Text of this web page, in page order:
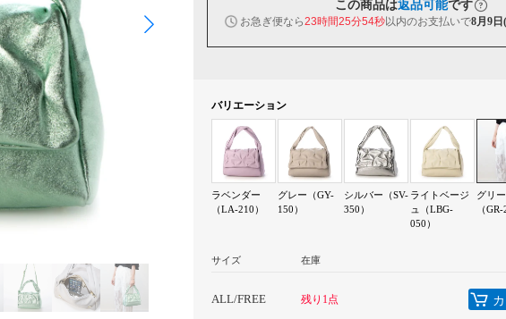
この商品は返品可能です
お急ぎ便なら23時間25分53秒以内のお支払いで8月9日
バリエーション
ラベンダー
（LA-210）
グレー（GY-
150）
シルバー（SV-
350）
ライトベージ
ュ（LBG-
050）
グリ
（GR-
サイズ 在庫
ALL/FREE 残り1点